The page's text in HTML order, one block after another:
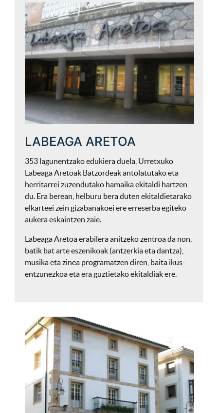
LABEAGA ARETOA
353 lagunentzako edukiera duela, Urretxuko
Labeaga Aretoak Batzordeak antolatutako eta
herritarrei zuzendutako hamaika ekitaldi hartzen
du. Era berean, helburu bera duten ekitaldietarako
elkarteei zein gizabanakoei ere erreserba egiteko
aukera eskaintzen zaie.
Labeaga Aretoa erabilera anitzeko zentroa da non,
batik bat arte eszenikoak (antzerkia eta dantza),
musika eta zinea programatzen diren, baita ikus-
entzunezkoa eta era guztietako ekitaldiak ere.